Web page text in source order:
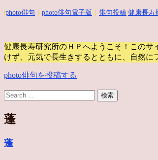
photo俳句 photo俳句電子版 俳句投稿 健康長寿
健康長寿研究所のＨＰへようこそ！このサ
けず、元気で長生きするとともに、自然に
photo俳句を投稿する
蓬
蓬